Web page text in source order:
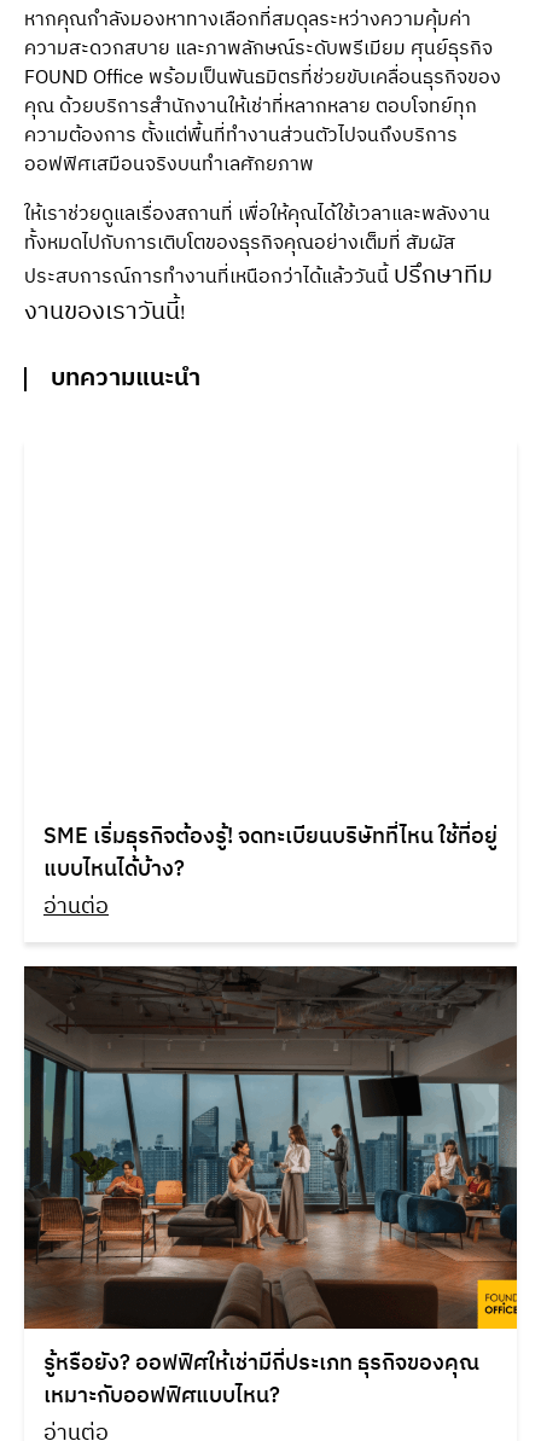
หากคุณกำลังมองหาทางเลือกที่สมดุลระหว่างความคุ้มค่า
ความสะดวกสบาย และภาพลักษณ์ระดับพรีเมียม ศุนย์ธุรกิจ
FOUND Office พร้อมเป็นพันธมิตรที่ช่วยขับเคลื่อนธุรกิจของ
คุณ ด้วยบริการสำนักงานให้เช่าที่หลากหลาย ตอบโจทย์ทุก
ความต้องการ ตั้งแต่พื้นที่ทำงานส่วนตัวไปจนถึงบริการ
ออฟฟิศเสมือนจริงบนทำเลศักยภาพ
ให้เราช่วยดูแลเรื่องสถานที่ เพื่อให้คุณได้ใช้เวลาและพลังงาน
ทั้งหมดไปกับการเติบโตของธุรกิจคุณอย่างเต็มที่ สัมผัส
ประสบการณ์การทำงานที่เหนือกว่าได้แล้ววันนี้ปรึกษาทีม
งานของเราวันนี้!
บทความแนะนำ
SME เริ่มธุรกิจต้องรู้! จดทะเบียนบริษัทที่ไหน ใช้ที่อยู่
แบบไหนได้บ้าง?
อ่านต่อ
รู้หรือยัง? ออฟฟิศให้เช่ามีกี่ประเภท ธุรกิจของคุณ
เหมาะกับออฟฟิศแบบไหน?